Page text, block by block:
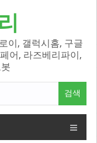
이, 갤럭시홈, 구글
어, 라즈베리파이,